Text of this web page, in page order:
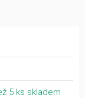
5 ks skladem